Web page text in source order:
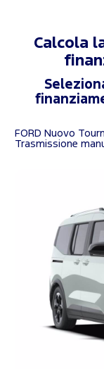
Calcola
FORD Nuovo
Trasmissione